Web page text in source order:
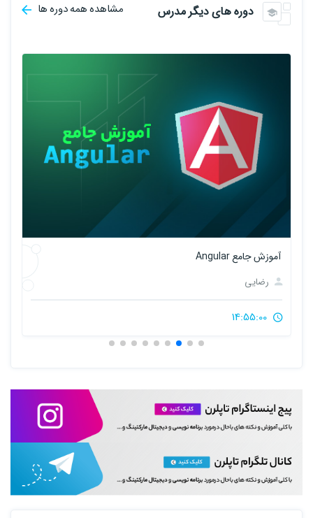
دوره های دیگر مدرس مشاهده همه دوره ها
آموزش جامع Angular
رضایی